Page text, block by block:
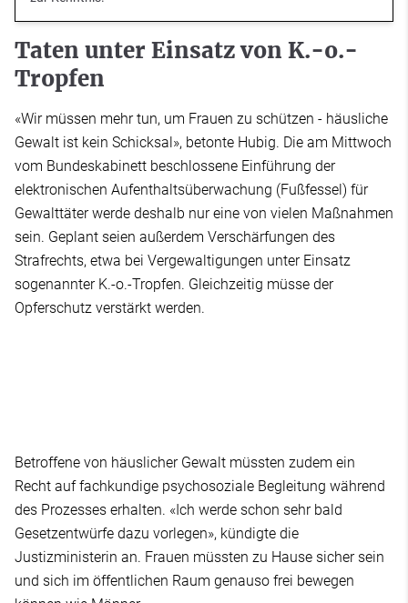
Taten unter Einsatz von K.-o.-
Tropfen
«Wir müssen mehr tun, um Frauen zu schützen - häusliche
Gewalt ist kein Schicksal», betonte Hubig. Die am Mittwoch
vom Bundeskabinett beschlossene Einführung der
elektronischen Aufenthaltsüberwachung (Fußfessel) für
Gewalttäter werde deshalb nur eine von vielen Maßnahmen
sein. Geplant seien außerdem Verschärfungen des
Strafrechts, etwa bei Vergewaltigungen unter Einsatz
sogenannter K.-o.-Tropfen. Gleichzeitig müsse der
Opferschutz verstärkt werden.
Betroffene von häuslicher Gewalt müssten zudem ein
Recht auf fachkundige psychosoziale Begleitung während
des Prozesses erhalten. «Ich werde schon sehr bald
Gesetzentwürfe dazu vorlegen», kündigte die
Justizministerin an. Frauen müssten zu Hause sicher sein
und sich im öffentlichen Raum genauso frei bewegen